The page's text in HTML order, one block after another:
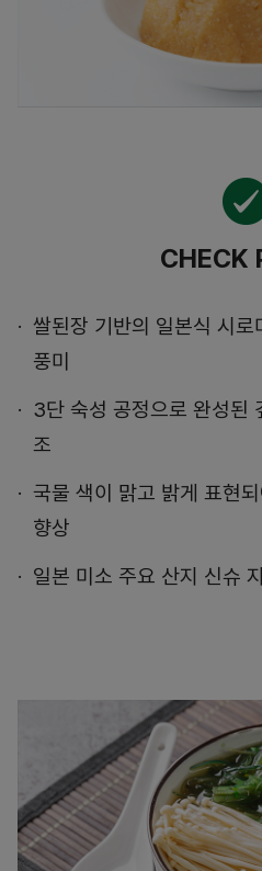
CHECK
쌀된장 기반의 일본식 시
풍미
3단 숙성 공정으로 완성된
조
국물 색이 맑고 밝게 표현
향상
일본 미소 주요 산지 신슈